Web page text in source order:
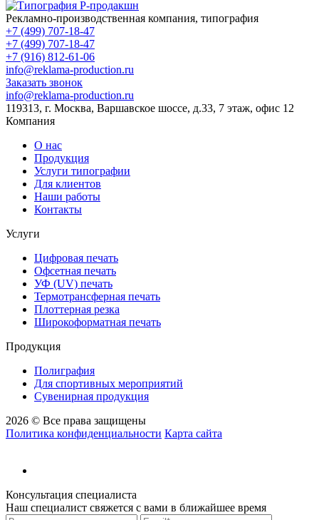
Рекламно-производственная компания, типография
+7 (499) 707-18-47
+7 (499) 707-18-47
+7 (916) 812-61-06
info@reklama-production.ru
Заказать звонок
info@reklama-production.ru
119313, г. Москва, Варшавское шоссе, д.33, 7 этаж, офис 12
Компания
О нас
Продукция
Услуги типографии
Для клиентов
Наши работы
Контакты
Услуги
Цифровая печать
Офсетная печать
УФ (UV) печать
Термотрансферная печать
Плоттерная резка
Широкоформатная печать
Продукция
Полиграфия
Для спортивных мероприятий
Сувенирная продукция
2026 © Все права защищены
Политика конфиденциальности Карта сайта
Консультация специалиста
Наш специалист свяжется с вами в ближайшее время